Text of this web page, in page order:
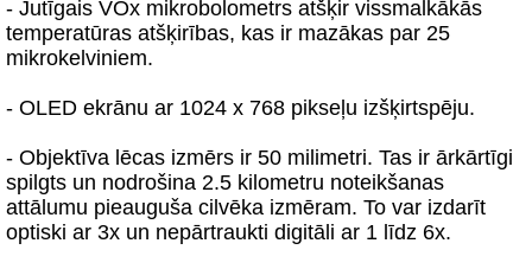
- Jutīgais VOx mikrobolometrs atšķir vissmalkākās
temperatūras atšķirības, kas ir mazākas par 25
mikrokelviniem.
- OLED ekrānu ar 1024 x 768 pikseļu izšķirtspēju.
- Objektīva lēcas izmērs ir 50 milimetri. Tas ir ārkārtīgi
spilgts un nodrošina 2.5 kilometru noteikšanas
attālumu pieauguša cilvēka izmēram. To var izdarīt
optiski ar 3x un nepārtraukti digitāli ar 1 līdz 6x.